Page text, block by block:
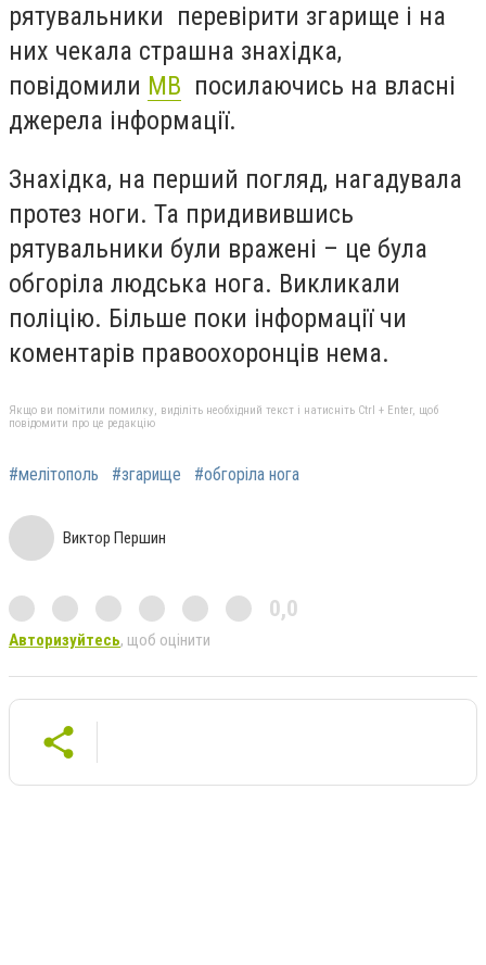
рятувальники перевірити згарище і на
них чекала страшна знахідка,
повідомили МВ посилаючись на власні
джерела інформації.
Знахідка, на перший погляд, нагадувала
протез ноги. Та придивившись
рятувальники були вражені – це була
обгоріла людська нога. Викликали
поліцію. Більше поки інформації чи
коментарів правоохоронців нема.
Якщо ви помітили помилку, виділіть необхідний текст і натисніть Ctrl + Enter, щоб
повідомити про це редакцію
#мелітополь #згарище #обгоріла нога
Виктор Першин
0,0
Авторизуйтесь, щоб оцінити